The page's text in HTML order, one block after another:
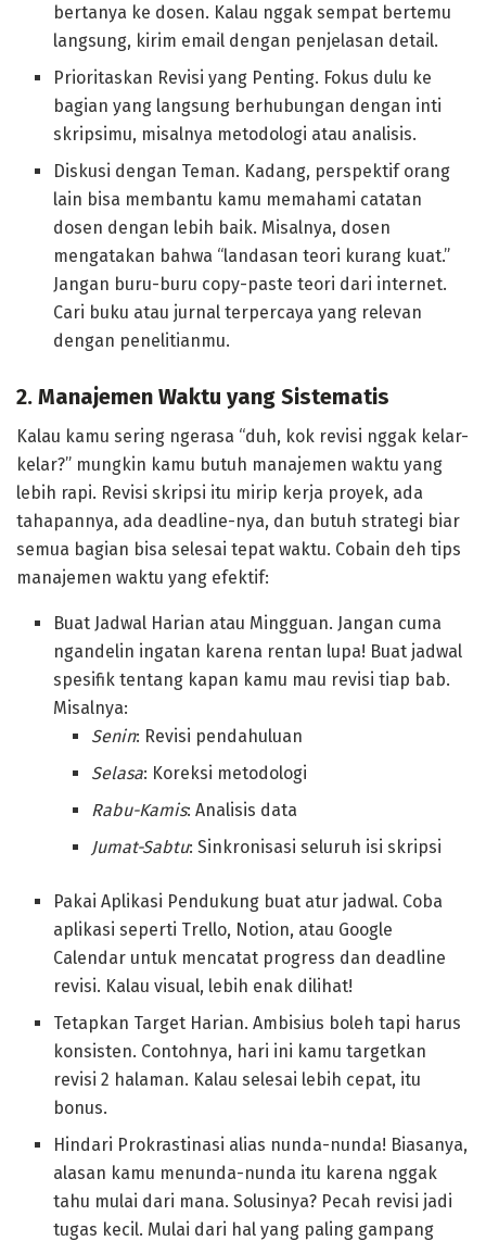
bertanya ke dosen. Kalau nggak sempat bertemu
langsung, kirim email dengan penjelasan detail.
Prioritaskan Revisi yang Penting. Fokus dulu ke
bagian yang langsung berhubungan dengan inti
skripsimu, misalnya metodologi atau analisis.
Diskusi dengan Teman. Kadang, perspektif orang
lain bisa membantu kamu memahami catatan
dosen dengan lebih baik. Misalnya, dosen
mengatakan bahwa “landasan teori kurang kuat.”
Jangan buru-buru copy-paste teori dari internet.
Cari buku atau jurnal terpercaya yang relevan
dengan penelitianmu.
2. Manajemen Waktu yang Sistematis
Kalau kamu sering ngerasa “duh, kok revisi nggak kelar-
kelar?” mungkin kamu butuh manajemen waktu yang
lebih rapi. Revisi skripsi itu mirip kerja proyek, ada
tahapannya, ada deadline-nya, dan butuh strategi biar
semua bagian bisa selesai tepat waktu. Cobain deh tips
manajemen waktu yang efektif:
Buat Jadwal Harian atau Mingguan. Jangan cuma
ngandelin ingatan karena rentan lupa! Buat jadwal
spesifik tentang kapan kamu mau revisi tiap bab.
Misalnya:
Senin: Revisi pendahuluan
Selasa: Koreksi metodologi
Rabu-Kamis: Analisis data
Jumat-Sabtu: Sinkronisasi seluruh isi skripsi
Pakai Aplikasi Pendukung buat atur jadwal. Coba
aplikasi seperti Trello, Notion, atau Google
Calendar untuk mencatat progress dan deadline
revisi. Kalau visual, lebih enak dilihat!
Tetapkan Target Harian. Ambisius boleh tapi harus
konsisten. Contohnya, hari ini kamu targetkan
revisi 2 halaman. Kalau selesai lebih cepat, itu
bonus.
Hindari Prokrastinasi alias nunda-nunda! Biasanya,
alasan kamu menunda-nunda itu karena nggak
tahu mulai dari mana. Solusinya? Pecah revisi jadi
tugas kecil. Mulai dari hal yang paling gampang